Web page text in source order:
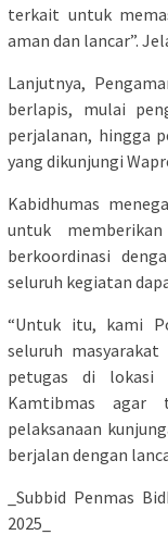
terkait untuk
aman dan lancar”.
Lanjutnya,
berlapis, mulai
perjalanan, hingga
yang dikunjungi
Kabidhumas
untuk
berkoordinasi
seluruh kegiatan
“Untuk itu, kami
seluruh
petugas di lokasi
Kamtibmas agar
pelaksanaan
berjalan dengan
_Subbid Penmas
2025_